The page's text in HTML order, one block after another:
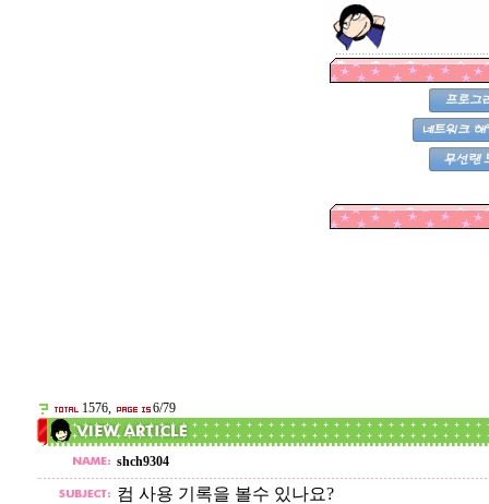
1576, 6/79
shch9304
컴 사용 기록을 볼수 있나요?